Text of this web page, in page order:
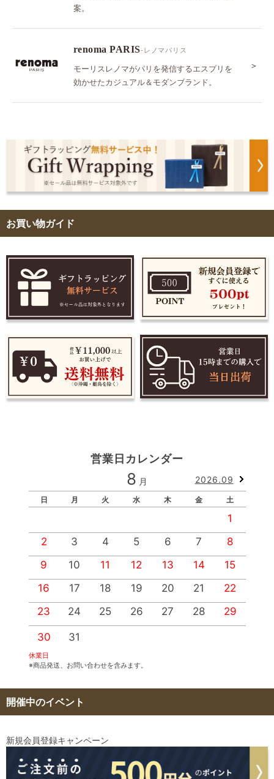
案。
renoma PARIS-レノマパリス
モーリスレノマがパリを発信するエスプリを
効かせたカジュアル＆モダンブランド。
＞
お買い物ガイド
営業日カレンダー
8 月 2026.09
日 月 火 水 木 金 土
1
2
3 4 5 6 7
8
9
10 11 12 13 14
15
16
17 18 19 20 21
22
23
24 25 26 27 28 29
30 31
休業日
※商品発送、お問い合わせを含みます。
開催中のイベント
新規会員登録キャンペーン